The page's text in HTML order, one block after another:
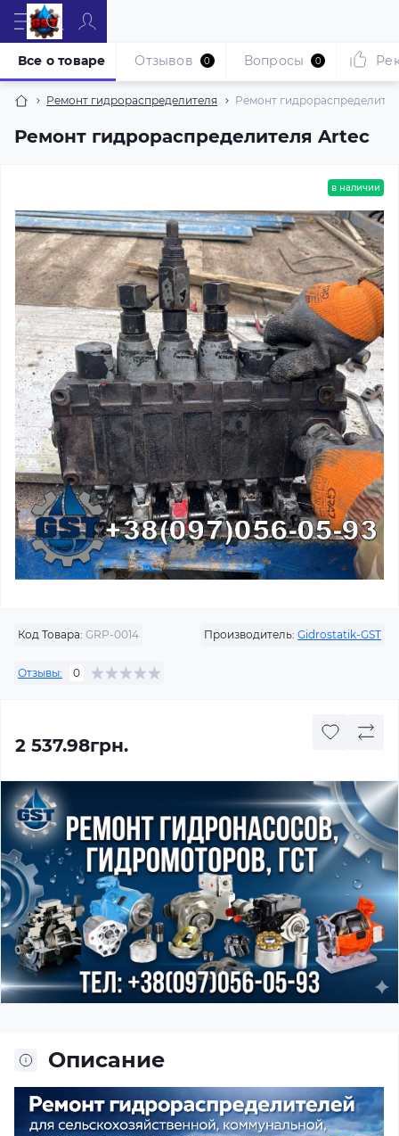
Ремонт гидрораспределителя Ремонт
Ремонт гидрораспределителя Artec
Все о товаре Отзывов 0 Вопросы 0
в наличии
Код Товара: GRP-0014 Производитель: Gidrostatik-GST
Отзывы: 0
2 537.98грн.
Описание